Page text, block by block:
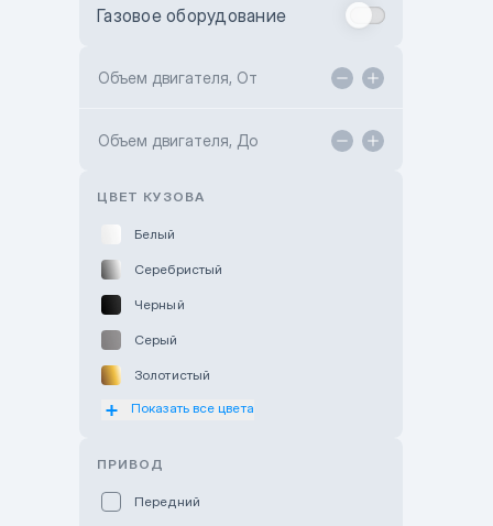
Toyota Kokshetau
Hyundai ShymCity
Газовое оборудование
Объем двигателя, От
Объем двигателя, До
ЦВЕТ КУЗОВА
Белый
Серебристый
Черный
Серый
Золотистый
Оранжевый
Показать все цвета
ПРИВОД
Передний